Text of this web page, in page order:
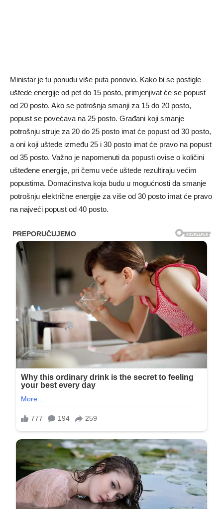
Ministar je tu ponudu više puta ponovio. Kako bi se postigle
uštede energije od pet do 15 posto, primjenjivat će se popust
od 20 posto. Ako se potrošnja smanji za 15 do 20 posto,
popust se povećava na 25 posto. Građani koji smanje
potrošnju struje za 20 do 25 posto imat će popust od 30 posto,
a oni koji uštede između 25 i 30 posto imat će pravo na popust
od 35 posto. Važno je napomenuti da popusti ovise o količini
ušteđene energije, pri čemu veće uštede rezultiraju većim
popustima. Domaćinstva koja budu u mogućnosti da smanje
potrošnju električne energije za više od 30 posto imat će pravo
na najveći popust od 40 posto.